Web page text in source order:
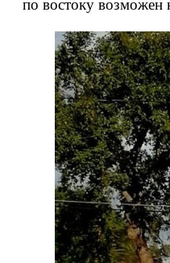
по востоку возможен